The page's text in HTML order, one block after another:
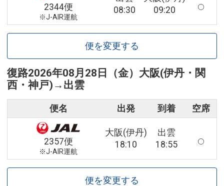
2344便
※J-AIR運航
08:30
09:20
便を変更する
復路2026年08月28日（金） 大阪(伊丹・関
西・神戸) → 出雲
便名 出発 到着 空席
2357便
※J-AIR運航
大阪(伊丹)
18:10
出雲
18:55
便を変更する